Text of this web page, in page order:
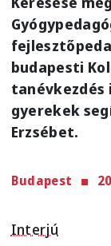
budapesti
tanévkezdés
gyerekek
Erzsébet.
Budapest
Interjú